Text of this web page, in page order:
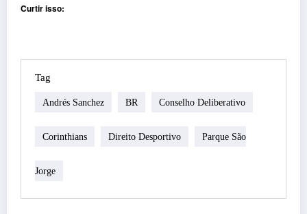
Curtir isso:
Tag
Andrés Sanchez BR Conselho Deliberativo
Corinthians Direito Desportivo Parque São
Jorge